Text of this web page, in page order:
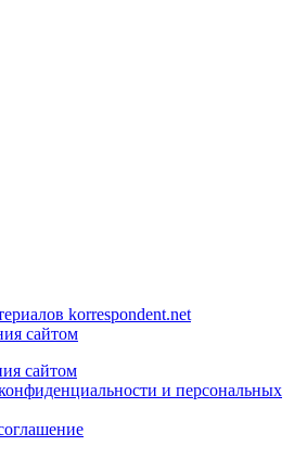
korrespondent.net
сайтом
сайтом
и персональных